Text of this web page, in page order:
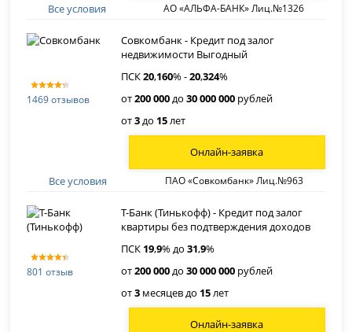
Все условия АО «АЛЬФА-БАНК» Лиц.№1326
1469 отзывов
Совкомбанк - Кредит под залог
недвижимости Выгодный
ПСК20,160% -20,324%
от200 000до30 000 000 рублей
от3до 15лет
Все условия ПАО «Совкомбанк» Лиц.№963
Онлайн-заявка
801 отзыв
Т-Банк (Тинькофф) - Кредит под залог
квартиры без подтверждения доходов
ПСК 19,9% до31,9%
от200 000до30 000 000 рублей
от3 месяцев до 15лет
Онлайн-заявка